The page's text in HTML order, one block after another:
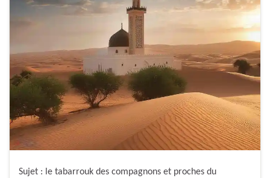
Sujet : le tabarrouk des compagnons et proches du